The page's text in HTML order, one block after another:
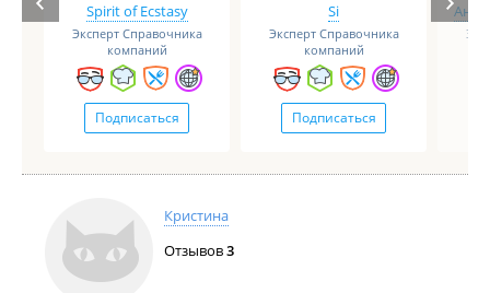
Spirit of Ecstasy
Эксперт Справочника
компаний
Подписаться
Si
Эксперт Справочника
компаний
Подписаться
Кристина
Отзывов3